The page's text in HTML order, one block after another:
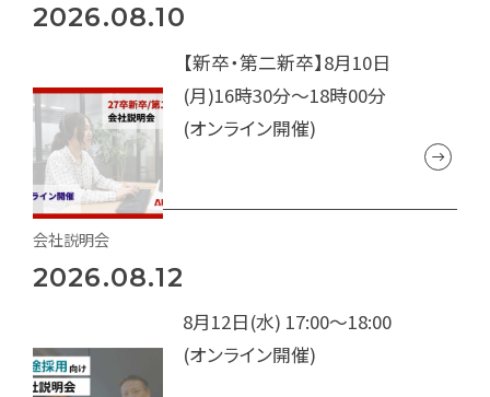
2026.08.10
【新卒・第二新卒】8月10日
(月)16時30分～18時00分
(オンライン開催)
2026.08.12
8月12日(水) 17:00～18:00
(オンライン開催)
会社説明会